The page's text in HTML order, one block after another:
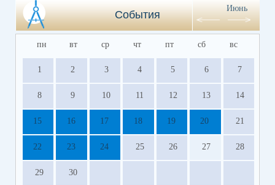
События
Июнь
пн вт ср чт пт сб вс
1 2 3 4 5 6 7
8 9 10 11 12 13 14
15 16 17 18 19 20 21
22 23 24 25 26 27 28
29 30